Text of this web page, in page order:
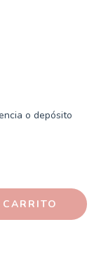
o depósito